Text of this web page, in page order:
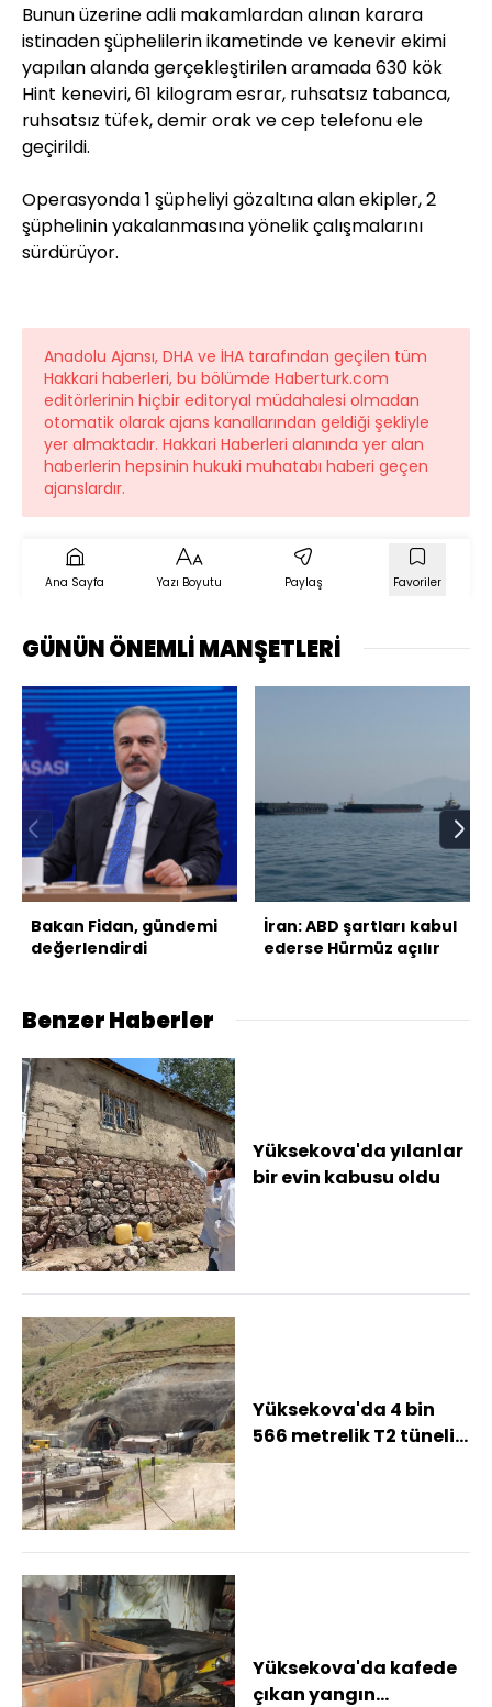
Bunun üzerine adli makamlardan alınan karara
istinaden şüphelilerin ikametinde ve kenevir ekimi
yapılan alanda gerçekleştirilen aramada 630 kök
Hint keneviri, 61 kilogram esrar, ruhsatsız tabanca,
ruhsatsız tüfek, demir orak ve cep telefonu ele
geçirildi.
Operasyonda 1 şüpheliyi gözaltına alan ekipler, 2
şüphelinin yakalanmasına yönelik çalışmalarını
sürdürüyor.
Anadolu Ajansı, DHA ve İHA tarafından geçilen tüm
Hakkari haberleri, bu bölümde Haberturk.com
editörlerinin hiçbir editoryal müdahalesi olmadan
otomatik olarak ajans kanallarından geldiği şekliyle
yer almaktadır. Hakkari Haberleri alanında yer alan
haberlerin hepsinin hukuki muhatabı haberi geçen
ajanslardır.
Ana Sayfa Yazı Boyutu Paylaş Favoriler
GÜNÜN ÖNEMLİ MANŞETLERİ
Bakan Fidan, gündemi
değerlendirdi
İran: ABD şartları kabul
ederse Hürmüz açılır
Benzer Haberler
Yüksekova'da yılanlar
bir evin kabusu oldu
Yüksekova'da 4 bin
566 metrelik T2 tüneli
Yüksekova'da kafede
çıkan yangın